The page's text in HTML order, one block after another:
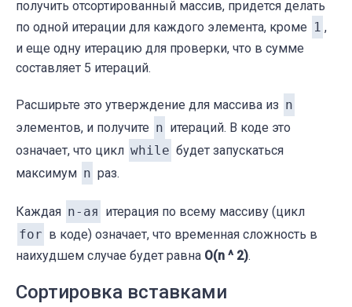
получить отсортированный массив, придется делать
по одной итерации для каждого элемента, кроме 1 ,
и еще одну итерацию для проверки, что в сумме
составляет 5 итераций.
Расширьте это утверждение для массива из n
элементов, и получите n итераций. В коде это
означает, что цикл while будет запускаться
максимум n раз.
Каждая n-ая итерация по всему массиву (цикл
for в коде) означает, что временная сложность в
наихудшем случае будет равна O(n ^ 2).
Сортировка вставками